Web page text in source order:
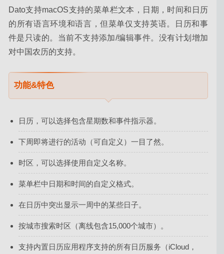
Dato支持macOS支持的菜单栏文本，日期，时间和日历
的所有语言环境和语言，但菜单仅支持英语。日历和事
件是只读的。当前不支持添加/编辑事件。没有计划增加
对中国农历的支持。
功能&特色
日历，可以选择包含星期数和事件指示器。
下周即将进行的活动（可自定义）一目了然。
时区，可以选择使用自定义名称。
菜单栏中日期和时间的自定义格式。
在日历中突出显示一周中的某些日子。
按城市搜索时区（离线包含15,000个城市）。
支持内置日历应用程序支持的所有日历服务（iCloud，